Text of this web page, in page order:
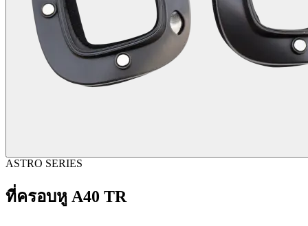
ASTRO SERIES
ที่ครอบหู A40 TR